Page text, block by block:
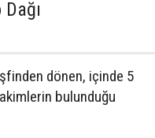
dönen, içinde 5
bulunduğu